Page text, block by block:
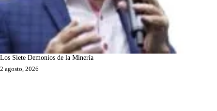
Los Siete Demonios de la Minería
2 agosto, 2026